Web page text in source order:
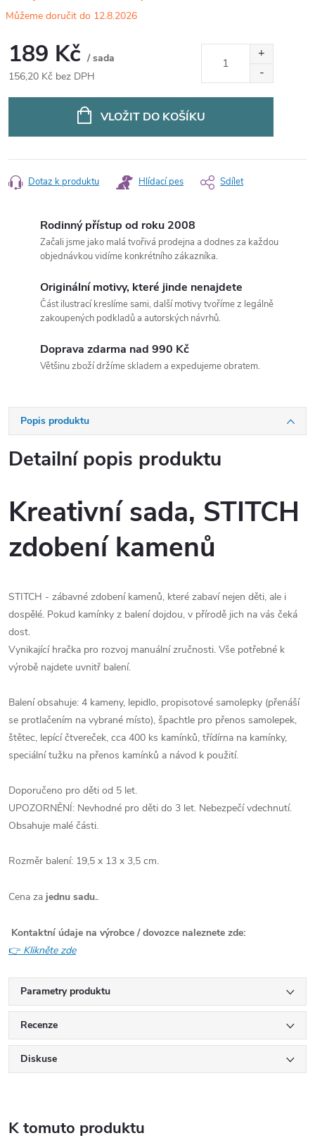
12.8.2026
189 Kč / sada
156,20 Kč bez DPH
VLOŽIT DO KOŠÍKU
Dotaz k produktu Hlídací pes Sdílet
Rodinný přístup od roku 2008
Začali jsme jako malá tvořivá prodejna a dodnes za každou
objednávkou vidíme konkrétního zákazníka.
Originální motivy, které jinde nenajdete
Část ilustrací kreslíme sami, další motivy tvoříme z legálně
zakoupených podkladů a autorských návrhů.
Doprava zdarma nad 990 Kč
Většinu zboží držíme skladem a expedujeme obratem.
Popis produktu
Detailní popis produktu
Kreativní sada, STITCH
zdobení kamenů
STITCH - zábavné zdobení kamenů, které zabaví nejen děti, ale i
dospělé. Pokud kamínky z balení dojdou, v přírodě jich na vás čeká
dost.
Vynikající hračka pro rozvoj manuální zručnosti. Vše potřebné k
výrobě najdete uvnitř balení.
Balení obsahuje: 4 kameny, lepidlo, propisotové samolepky (přenáší
se protlačením na vybrané místo), špachtle pro přenos samolepek,
štětec, lepící čtvereček, cca 400 ks kamínků, třídírna na kamínky,
speciální tužku na přenos kamínků a návod k použití.
Doporučeno pro děti od 5 let.
UPOZORNĚNÍ: Nevhodné pro děti do 3 let. Nebezpečí vdechnutí.
Obsahuje malé části.
Rozměr balení: 19,5 x 13 x 3,5 cm.
Cena za jednu sadu..
Kontaktní údaje na výrobce / dovozce naleznete zde:
👉 Klikněte zde
Parametry produktu
Recenze
Diskuse
K tomuto produktu